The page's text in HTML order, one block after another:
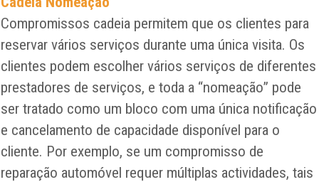
Compromissos cadeia permitem que os clientes para
reservar vários serviços durante uma única visita. Os
clientes podem escolher vários serviços de diferentes
prestadores de serviços, e toda a “nomeação” pode
ser tratado como um bloco com uma única notificação
e cancelamento de capacidade disponível para o
cliente. Por exemplo, se um compromisso de
reparação automóvel requer múltiplas actividades, tais